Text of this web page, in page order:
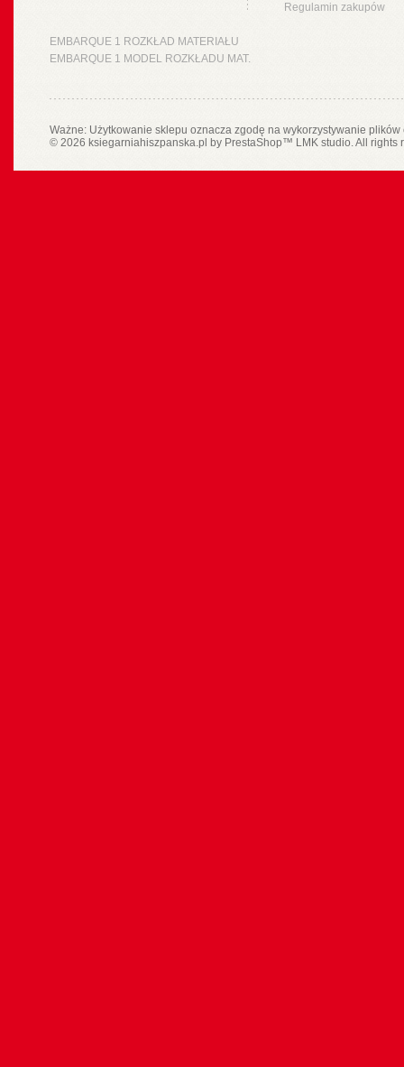
Regulamin zakupów
EMBARQUE 1 ROZKŁAD MATERIAŁU
EMBARQUE 1 MODEL ROZKŁADU MAT.
Ważne: Użytkowanie sklepu oznacza zgodę na wykorzystywanie
© 2026 ksiegarniahiszpanska.pl by PrestaShop™ LMK studio. All rights